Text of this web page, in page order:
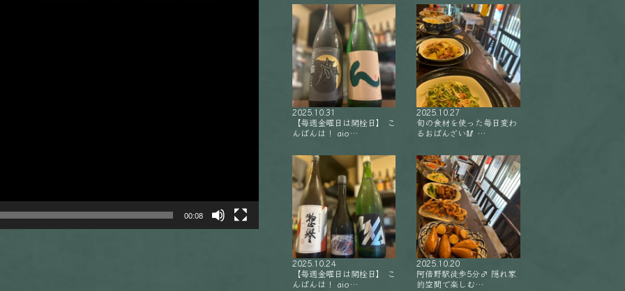
00:08
2025.10.31
【毎週金曜日は開栓日】 こ
んばんは！ aio…
2025.10.27
旬の食材を使った毎日変わ
るおばんざい🥢 …
2025.10.24
【毎週金曜日は開栓日】 こ
んばんは！ aio…
2025.10.20
阿倍野駅徒歩5分‍♂️ 隠れ家
的空間で楽しむ…